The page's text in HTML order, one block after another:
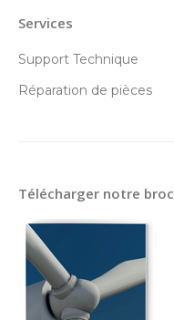
Services
Support Technique
Réparation de pièces
Télécharger notre